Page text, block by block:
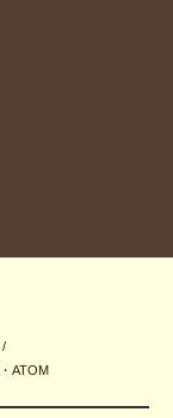
/
・ ATOM